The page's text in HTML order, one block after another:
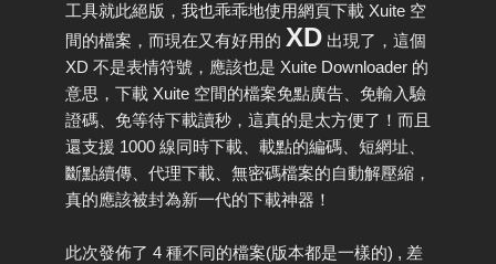
工具就此絕版，我也乖乖地使用網頁下載 Xuite 空
間的檔案，而現在又有好用的 XD 出現了，這個
XD 不是表情符號，應該也是 Xuite Downloader 的
意思，下載 Xuite 空間的檔案免點廣告、免輸入驗
證碼、免等待下載讀秒，這真的是太方便了！而且
還支援 1000 線同時下載、載點的編碼、短網址、
斷點續傳、代理下載、無密碼檔案的自動解壓縮，
真的應該被封為新一代的下載神器！
此次發佈了 4 種不同的檔案(版本都是一樣的) , 差